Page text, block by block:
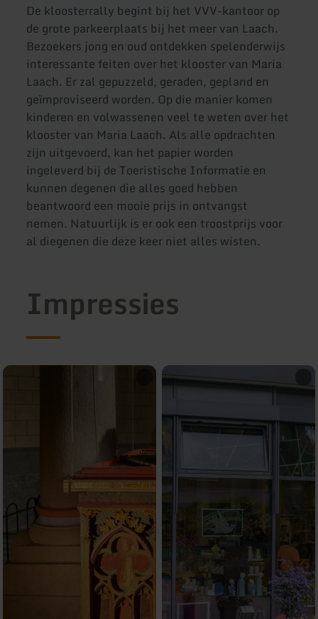
De kloosterrally begint bij het VVV-kantoor op
de grote parkeerplaats bij het meer van Laach.
Bezoekers jong en oud ontdekken spelenderwijs
interessante feiten over het klooster van Maria
Laach. Er zal gepuzzeld, geraden, gepland en
geïmproviseerd worden. Op die manier komen
kinderen en volwassenen veel te weten over het
klooster van Maria Laach. Als alle opdrachten
zijn uitgevoerd, kan het papier worden
ingeleverd bij de Toeristische Informatie en
kunnen degenen die alles goed hebben
beantwoord een mooie prijs in ontvangst
nemen. Natuurlijk is er ook een troostprijs voor
al diegenen die deze keer niet alles wisten.
Impressies